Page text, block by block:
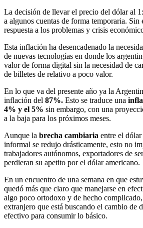
La decisión de llevar el precio del dólar al
a algunos cuentas de forma temporaria. Sin
respuesta a los problemas y crisis
Esta inflación ha desencadenado la
de nuevas tecnologías en donde los
valor de forma digital sin la necesidad de
de billetes de relativo a poco valor.
En lo que va del presente año ya la
inflación del 87%. Esto se traduce una
4% y el 5% sin embargo, con una
a la baja para los próximos meses.
Aunque la brecha cambiaria entre el
informal se redujo drásticamente, esto no
trabajadores autónomos, exportadores de
perdieran su apetito por el dólar americano.
En un encuentro de una semana en que
quedó más que claro que manejarse en
algo poco ortodoxo y de hecho
extranjero que está buscando el cambio de
efectivo para consumir lo básico.